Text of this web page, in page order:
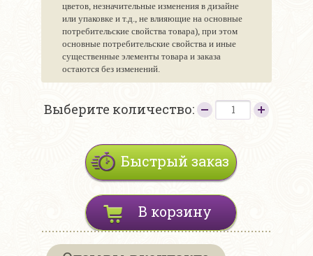
цветов, незначительные изменения в дизайне
или упаковке и т.д., не влияющие на основные
потребительские свойства товара), при этом
основные потребительские свойства и иные
существенные элементы товара и заказа
остаются без изменений.
Выберите количество:
Быстрый заказ
В корзину